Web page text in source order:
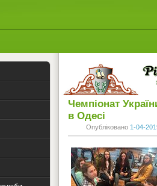
Чемпіонат
в Одесі
Опубліковано 1-04-